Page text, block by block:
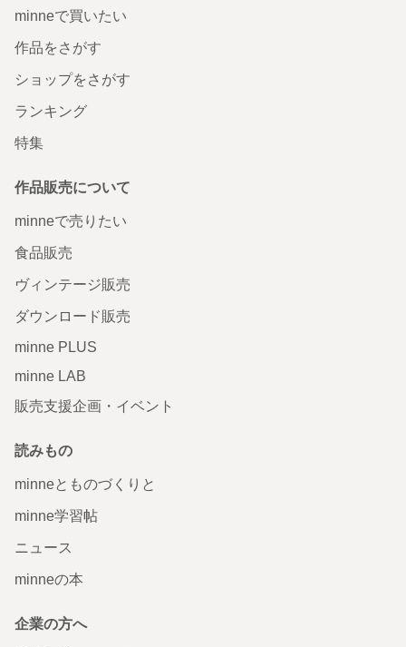
minneで買いたい
作品をさがす
ショップをさがす
ランキング
特集
作品販売について
minneで売りたい
食品販売
ヴィンテージ販売
ダウンロード販売
minne PLUS
minne LAB
販売支援企画・イベント
読みもの
minneとものづくりと
minne学習帖
ニュース
minneの本
企業の方へ